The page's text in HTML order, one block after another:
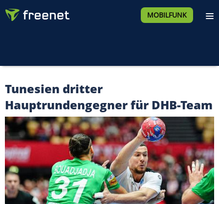
MOBILFUNK
Tunesien dritter
Hauptrundengegner für DHB-Team